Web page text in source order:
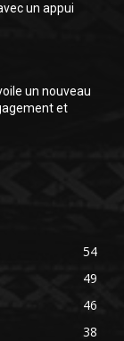
un appui
un nouveau
et
54
49
46
38